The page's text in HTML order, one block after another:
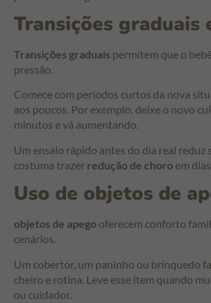
Transições graduais
Transições graduais permitem que o
pressão.
Comece com períodos curtos da nova
aos poucos. Por exemplo, deixe o novo
minutos e vá aumentando.
Um ensaio rápido antes do dia real reduz
costuma trazer redução de choro em
Uso de objetos de
objetos de apego oferecem conforto
cenários.
Um cobertor, um paninho ou brinquedo
cheiro e rotina. Leve esse item quando
ou cuidador.